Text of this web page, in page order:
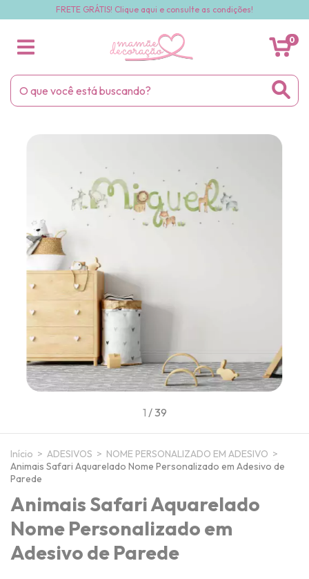
FRETE GRÁTIS! Clique aqui e consulte as condições!
0
1 /39
Início > ADESIVOS > NOME PERSONALIZADO EM ADESIVO >
Animais Safari Aquarelado Nome Personalizado em Adesivo de
Parede
Animais Safari Aquarelado
Nome Personalizado em
Adesivo de Parede